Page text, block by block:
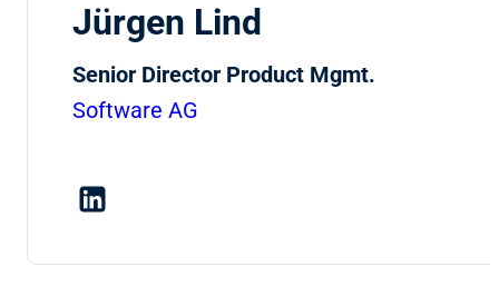
Jürgen Lind
Senior Director Product Mgmt.
Software AG